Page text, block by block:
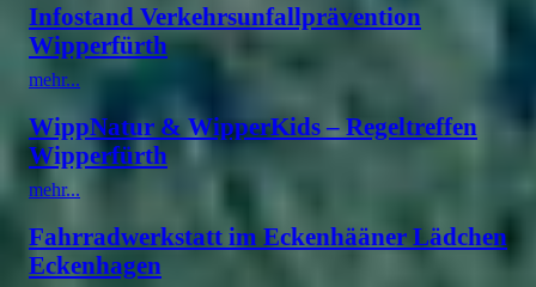
Infostand Verkehrsunfallprävention
Wipperfürth
mehr...
WippNatur & WipperKids – Regeltreffen
Wipperfürth
mehr...
Fahrradwerkstatt im Eckenhääner Lädchen
Eckenhagen